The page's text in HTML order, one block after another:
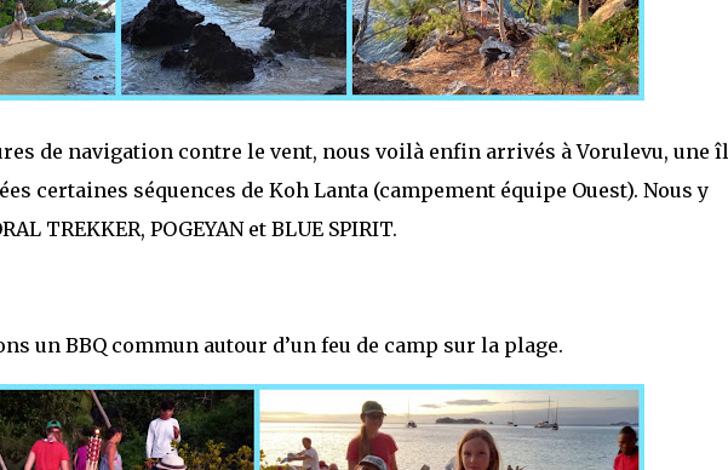
de navigation contre le vent, nous voilà enfin arrivés à Vorulevu, une
certaines séquences de Koh Lanta (campement équipe Ouest). Nous y
TREKKER, POGEYAN et BLUE SPIRIT.
un BBQ commun autour d’un feu de camp sur la plage.